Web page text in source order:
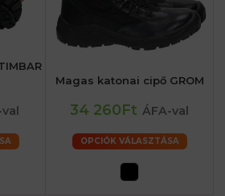
Magas katonai cipő GROM
34 260Ft ÁFA-val
OPCIÓK VÁLASZTÁSA